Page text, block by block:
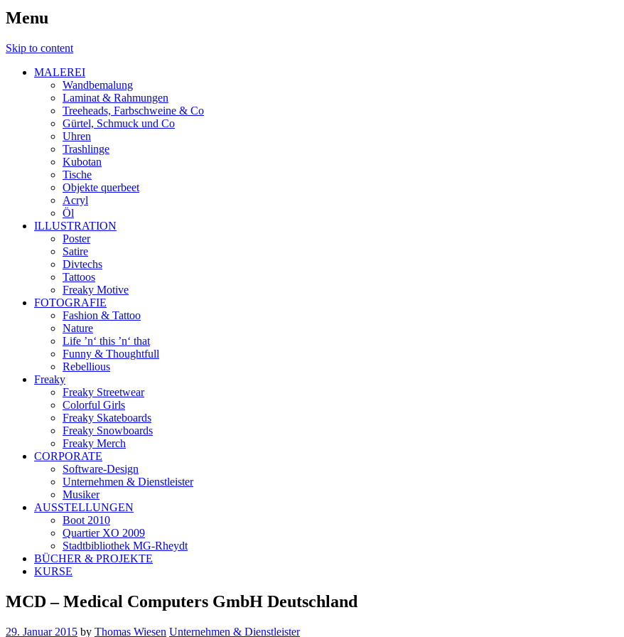
Menu
Skip to content
MALEREI
Wandbemalung
Laminat & Rahmungen
Treeheads, Farbschweine & Co
Gürtel, Schmuck und Co
Uhren
Trashlinge
Kubotan
Tische
Objekte querbeet
Acryl
Öl
ILLUSTRATION
Poster
Satire
Divtechs
Tattoos
Freaky Motive
FOTOGRAFIE
Fashion & Tattoo
Nature
Life ’n‘ this ’n‘ that
Funny & Thoughtfull
Rebellious
Freaky
Freaky Streetwear
Colorful Girls
Freaky Skateboards
Freaky Snowboards
Freaky Merch
CORPORATE
Software-Design
Unternehmen & Dienstleister
Musiker
AUSSTELLUNGEN
Boot 2010
Quartier XO 2009
Stadtbibliothek MG-Rheydt
BÜCHER & PROJEKTE
KURSE
MCD – Medical Computers GmbH Deutschland
29. Januar 2015 by Thomas Wiesen Unternehmen & Dienstleister